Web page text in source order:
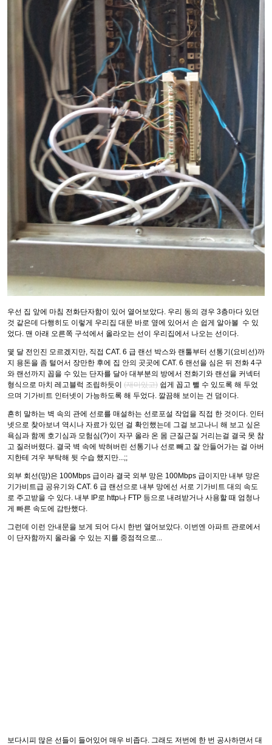
우선 집 앞에 마침 전화단자함이 있어 열어보았다. 우리 동의 경우 3층마다 있던
것 같은데 다행히도 이렇게 우리집 대문 바로 옆에 있어서 손 쉽게 알아볼 수 있
었다. 맨 아래 오른쪽 구석에서 올라오는 선이 우리집에서 나오는 선이다.
몇 달 전인진 모르겠지만, 직접 CAT. 6 급 랜선 박스와 랜툴부터 선통기(요비선)까
지 용돈을 좀 털어서 장만한 후에 집 안의 곳곳에 CAT. 6 랜선을 심은 뒤 전화 4구
와 랜선까지 꼽을 수 있는 단자를 달아 대부분의 방에서 전화기와 랜선을 커넥터
형식으로 마치 레고블럭 조립하듯이 (재미있고) 쉽게 꼽고 뺄 수 있도록 해 두었
으며 기가비트 인터넷이 가능하도록 해 두었다. 깔끔해 보이는 건 덤이다.
흔히 말하는 벽 속의 관에 선로를 매설하는 선로포설 작업을 직접 한 것이다. 인터
넷으로 찾아보녀 역시나 자료가 있던 걸 확인했는데 그걸 보고나니 해 보고 싶은
욕심과 함께 호기심과 모험심(?)이 자꾸 올라 온 몸 근질근질 거리는걸 결국 못 참
고 질러버렸다. 결국 벽 속에 박혀버린 선통기나 선로 빼고 잘 안들어가는 걸 아버
지한테 겨우 부탁해 뒷 수습 했지만...;;
외부 회선(망)은 100Mbps 급이라 결국 외부 망은 100Mbps 급이지만 내부 망은
기가비트급 공유기와 CAT. 6 급 랜선으로 내부 망에선 서로 기가비트 대의 속도
로 주고받을 수 있다. 내부 IP로 http나 FTP 등으로 내려받거나 사용할 때 엄청나
게 빠른 속도에 감탄했다.
그런데 이런 안내문을 보게 되어 다시 한번 열어보았다. 이번엔 아파트 관로에서
이 단자함까지 올라올 수 있는 지를 중점적으로...
보다시피 많은 선들이 들어있어 매우 비좁다. 그래도 저번에 한 번 공사하면서 대